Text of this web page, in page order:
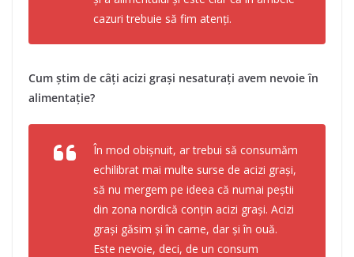
cazuri trebuie să fim atenți.
Cum știm de câți acizi grași nesaturați avem nevoie în
alimentație?
În mod obișnuit, ar trebui să consumăm
echilibrat mai multe surse de acizi grași,
să nu mergem pe ideea că numai peștii
din zona nordică conțin acizi grași. Acizi
grași găsim și în carne, dar și în ouă.
Este nevoie, deci, de un consum